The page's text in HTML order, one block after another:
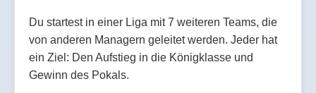
Du startest in einer Liga mit 7 weiteren Teams, die
von anderen Managern geleitet werden. Jeder hat
ein Ziel: Den Aufstieg in die Königklasse und
Gewinn des Pokals.